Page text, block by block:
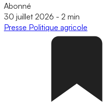
Abonné
30 juillet 2026 - 2 min
Presse Politique agricole